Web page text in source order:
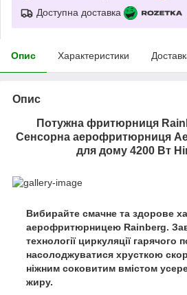
Доступна доставка
Опис Характеристики
Опис
Потужна фритюрниця
Сенсорна аерофритюрниця
для дому 4200 Вт
Вибирайте смачне та здорове
аерофритюрницею Rainberg.
технології циркуляції гарячого
насолоджуватися хрусткою
ніжним соковитим вмістом
жиру.